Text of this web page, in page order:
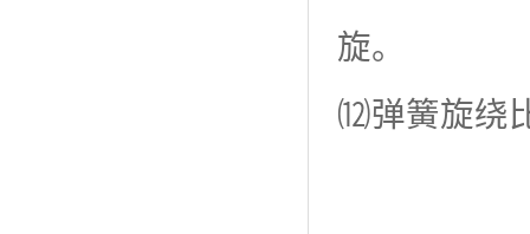
旋。
⑿弹簧旋绕